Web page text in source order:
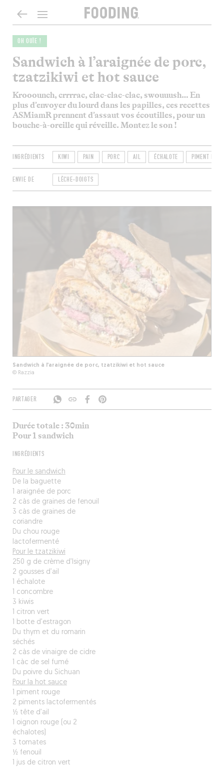
OH OUÏE !
Sandwich à l’araignée de porc,
tzatzikiwi et hot sauce
Krooounch, crrrrac, clac-clac-clac, swouuush… En
plus d’envoyer du lourd dans les papilles, ces recettes
ASMiamR prennent d’assaut vos écoutilles, pour un
bouche-à-oreille qui réveille. Montez le son !
Sandwich à l’araignée de porc, tzatzikiwi et hot sauce
© Razzia
INGRÉDIENTS KIWI PAIN PORC AIL ÉCHALOTE PIMENT DOUX
ENVIE DE LÈCHE-DOIGTS
PARTAGER
Durée totale : 30min
Pour 1 sandwich
INGRÉDIENTS
Pour le sandwich
De la baguette
1 araignée de porc
2 càs de graines de fenouil
3 càs de graines de
coriandre
Du chou rouge
lactofermenté
Pour le tzatzikiwi
250 g de crème d’Isigny
2 gousses d’ail
1 échalote
1 concombre
3 kiwis
1 citron vert
1 botte d’estragon
Du thym et du romarin
séchés
2 càs de vinaigre de cidre
1 càc de sel fumé
Du poivre du Sichuan
Pour la hot sauce
1 piment rouge
2 piments lactofermentés
½ tête d’ail
1 oignon rouge (ou 2
échalotes)
3 tomates
½ fenouil
1 jus de citron vert